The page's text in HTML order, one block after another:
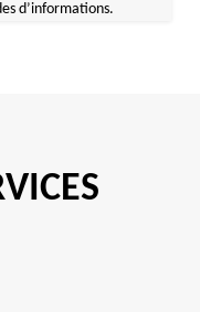
d’informations.